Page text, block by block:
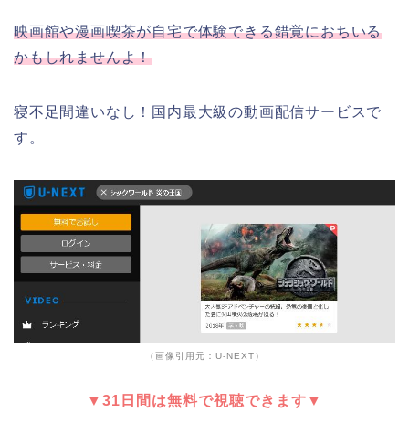
映画館や漫画喫茶が自宅で体験できる錯覚におちいる
かもしれませんよ！
寝不足間違いなし！国内最大級の動画配信サービスで
す。
（画像引用元：U-NEXT）
▼31日間は無料で視聴できます▼